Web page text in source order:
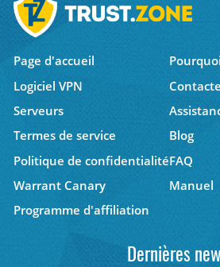
Page d'accueil
Logiciel VPN
Serveurs
Termes de service
Blog
Politique de confidentialitéFAQ
Warrant Canary
Manuel
Programme d'affiliation
Dernières